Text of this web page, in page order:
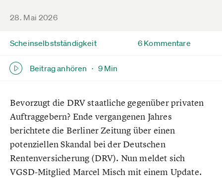
28. Mai 2026
Scheinselbstständigkeit
Beitrag anhören · 9 Min
6 Kommentare
Bevorzugt die DRV staatliche gegenüber privaten
Auftraggebern? Ende vergangenen Jahres
berichtete die Berliner Zeitung über einen
potenziellen Skandal bei der Deutschen
Rentenversicherung (DRV). Nun meldet sich
VGSD-Mitglied Marcel Misch mit einem Update.